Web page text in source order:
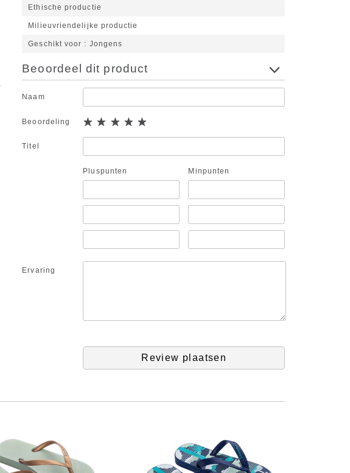
Ethische productie
Milieuvriendelijke productie
Geschikt voor Jongens
Beoordeel dit product
Naam
Beoordeling
Titel
Pluspunten Minpunten
Ervaring
Review plaatsen